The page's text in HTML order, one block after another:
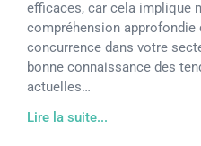
efficaces, car cela implique
compréhension
concurrence dans votre
bonne connaissance des
actuelles…
Lire la suite...